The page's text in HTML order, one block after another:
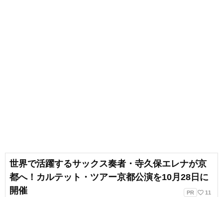
世界で活躍するサックス奏者・寺久保エレナが京
都へ！カルテット・ツアー京都公演を10月28日に
開催
PR favorite_border 11